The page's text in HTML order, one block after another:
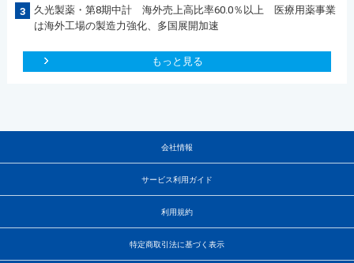
3
久光製薬・第8期中計 海外売上高比率60.0％以上 医療用薬事業
は海外工場の製造力強化、多国展開加速
もっと見る
会社情報
サービス利用ガイド
利用規約
特定商取引法に基づく表示